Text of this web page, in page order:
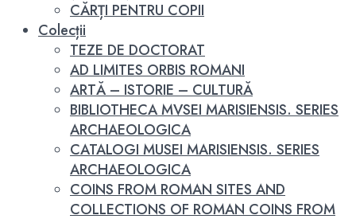
CĂRȚI PENTRU COPII
Colecții
TEZE DE DOCTORAT
AD LIMITES ORBIS ROMANI
ARTĂ – ISTORIE – CULTURĂ
BIBLIOTHECA MVSEI MARISIENSIS. SERIES
ARCHAEOLOGICA
CATALOGI MUSEI MARISIENSIS. SERIES
ARCHAEOLOGICA
COINS FROM ROMAN SITES AND
COLLECTIONS OF ROMAN COINS FROM